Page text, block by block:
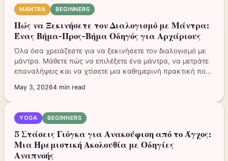
MANTRA BEGINNERS
Πώς να Ξεκινήσετε τον Διαλογισμό με Μάντρα:
Ένας Βήμα-Προς-Βήμα Οδηγός για Αρχάριους
Όλα όσα χρειάζεστε για να ξεκινήσετε τον διαλογισμό με
μάντρα. Μάθετε πώς να επιλέξετε ένα μάντρα, να μετράτε
επαναλήψεις και να χτίσετε μια καθημερινή πρακτική που
May 3, 20264 min read
YOGA BEGINNERS
5 Στάσεις Γιόγκα για Ανακούφιση από το Άγχος:
Μια Ηρεμιστική Ακολουθία με Οδηγίες
Αναπνοής